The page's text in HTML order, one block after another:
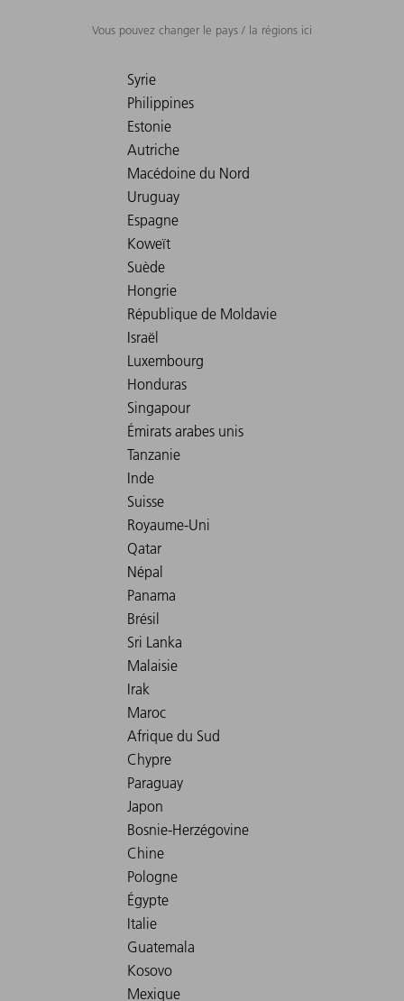
Vous pouvez changer le pays / la régions ici